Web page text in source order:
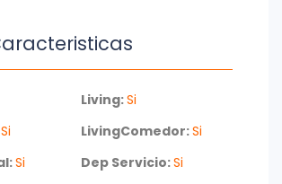
Living:Si
Si LivingComedor:Si
Si Dep Servicio:Si